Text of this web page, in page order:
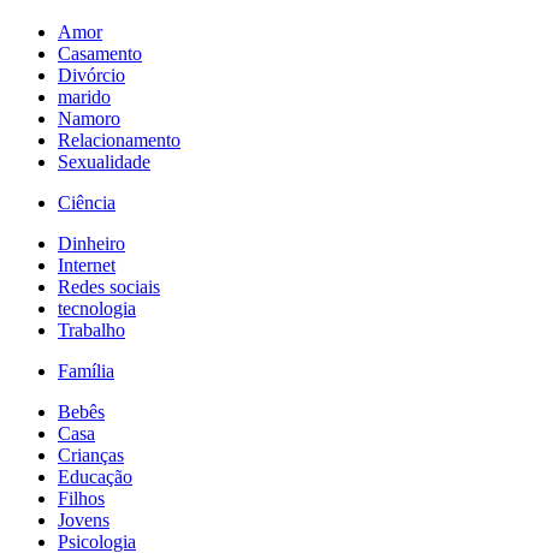
Amor
Casamento
Divórcio
marido
Namoro
Relacionamento
Sexualidade
Ciência
Dinheiro
Internet
Redes sociais
tecnologia
Trabalho
Família
Bebês
Casa
Crianças
Educação
Filhos
Jovens
Psicologia